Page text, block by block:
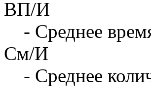
ВП/И
- Среднее
См/И
- Среднее